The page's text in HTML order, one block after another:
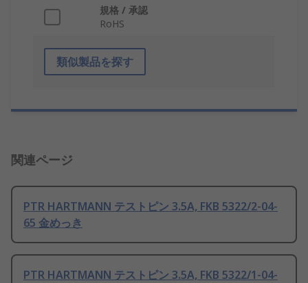
規格 / 承認
RoHS
類似製品を探す
関連ページ
PTR HARTMANN テストピン 3.5A, FKB 5322/2-04-
65 金めっき
PTR HARTMANN テストピン 3.5A, FKB 5322/1-04-